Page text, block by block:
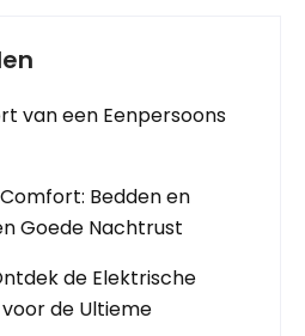
van een Eenpersoons
Bedden en
Goede Nachtrust
de Elektrische
voor de Ultieme